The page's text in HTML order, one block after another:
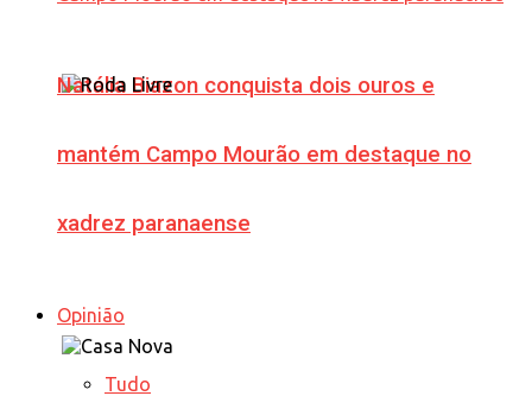
Natália Biazon conquista dois ouros e
mantém Campo Mourão em destaque no
xadrez paranaense
Opinião
Tudo